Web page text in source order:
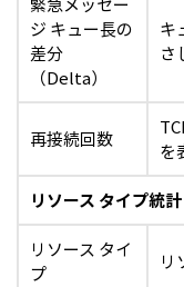
ジ キュー長の
差分
（Delta）
キ
さ
再接続回数
を
リソース タイプ統計
リソース タイ
プ
リ